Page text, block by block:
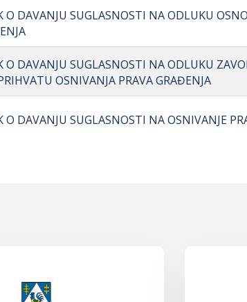
O DAVANJU SUGLASNOSTI NA ODLUKU
O DAVANJU SUGLASNOSTI NA ODLUKU
OSNIVANJA PRAVA GRAĐENJA
O DAVANJU SUGLASNOSTI NA OSNIVANJE